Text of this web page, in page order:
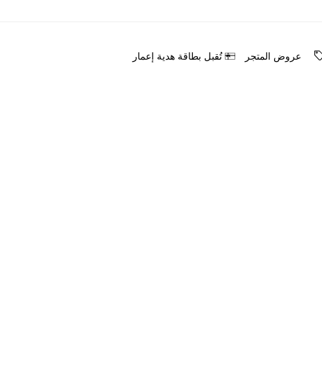
ﻋﺮﻭﺽ اﻟﻤﺘﺠﺮ ﺗُﻘﺒﻞ ﺑﻄﺎﻗﺔ ﻫﺪﻳﺔ ﺇﻋﻤﺎﺭ